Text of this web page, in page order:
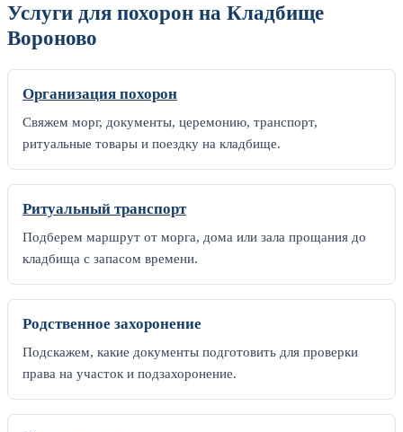
Услуги для похорон на Кладбище
Вороново
Организация похорон
Свяжем морг, документы, церемонию, транспорт,
ритуальные товары и поездку на кладбище.
Ритуальный транспорт
Подберем маршрут от морга, дома или зала прощания до
кладбища с запасом времени.
Родственное захоронение
Подскажем, какие документы подготовить для проверки
права на участок и подзахоронение.